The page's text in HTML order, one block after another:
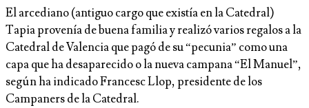
El arcediano (antiguo cargo que existía en la Catedral)
Tapia provenía de buena familia y realizó varios regalos a la
Catedral de Valencia que pagó de su “pecunia” como una
capa que ha desaparecido o la nueva campana “El Manuel”,
según ha indicado Francesc Llop, presidente de los
Campaners de la Catedral.